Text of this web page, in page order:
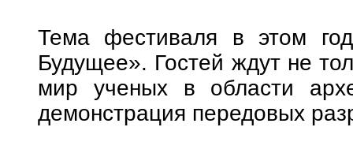
Тема фестиваля в этом
Будущее». Гостей ждут не
мир ученых в области
демонстрация передовых